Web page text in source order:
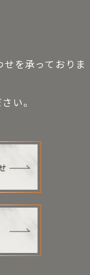
を承っておりま
い。